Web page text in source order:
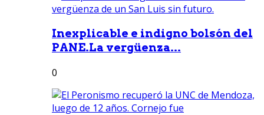
Inexplicable e indigno bolsón del
PANE.La vergüenza...
0